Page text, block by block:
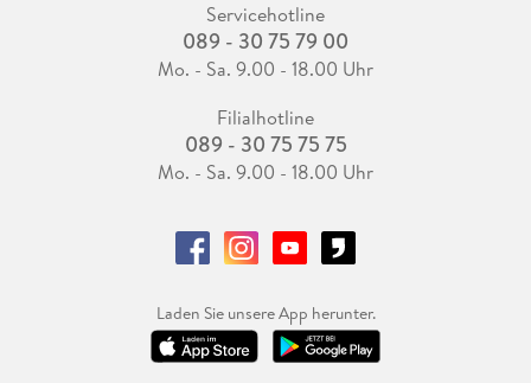
Servicehotline
089 - 30 75 79 00
Mo. - Sa. 9.00 - 18.00 Uhr
Filialhotline
089 - 30 75 75 75
Mo. - Sa. 9.00 - 18.00 Uhr
Laden Sie unsere App herunter.